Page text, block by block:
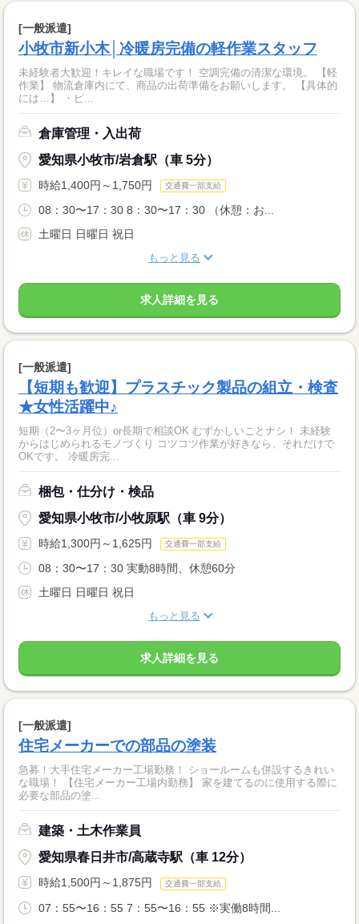
[一般派遣]
小牧市新小木│冷暖房完備の軽作業スタッフ
未経験者大歓迎！キレイな職場です！ 空調完備の清潔な環境。 【軽
作業】 物流倉庫内にて、商品の出荷準備をお願いします。 【具体的
には…】 ・ピ...
倉庫管理・入出荷
愛知県小牧市/岩倉駅（車 5分）
時給1,400円～1,750円 交通費一部支給
08：30〜17：30 8：30〜17：30 （休憩：お...
土曜日 日曜日 祝日
もっと見る
求人詳細を見る
[一般派遣]
【短期も歓迎】プラスチック製品の組立・検査
★女性活躍中♪
短期（2〜3ヶ月位）or長期で相談OK むずかしいことナシ！ 未経験
からはじめられるモノづくり コツコツ作業が好きなら、それだけで
OKです。 冷暖房完...
梱包・仕分け・検品
愛知県小牧市/小牧原駅（車 9分）
時給1,300円～1,625円 交通費一部支給
08：30〜17：30 実動8時間、休憩60分
土曜日 日曜日 祝日
もっと見る
求人詳細を見る
[一般派遣]
住宅メーカーでの部品の塗装
急募！大手住宅メーカー工場勤務！ ショールームも併設するきれい
な職場！ 【住宅メーカー工場内勤務】 家を建てるのに使用する際に
必要な部品の塗...
建築・土木作業員
愛知県春日井市/高蔵寺駅（車 12分）
時給1,500円～1,875円 交通費一部支給
07：55〜16：55 7：55〜16：55 ※実働8時間...